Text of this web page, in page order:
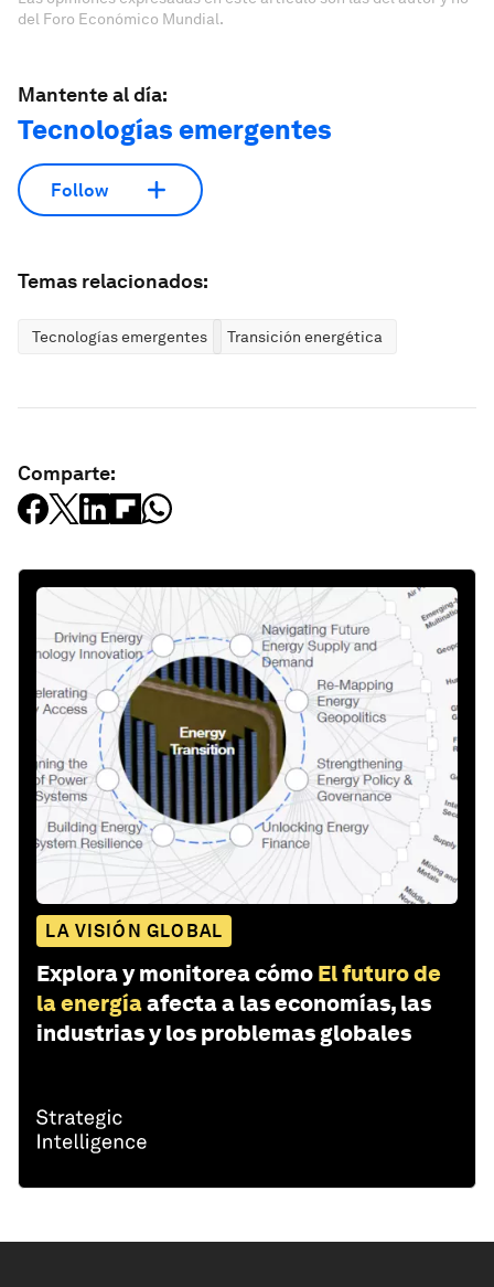
del Foro Económico Mundial.
Mantente al día:
Tecnologías emergentes
Follow
Temas relacionados:
Tecnologías emergentes Transición energética
Comparte:
LA VISIÓN GLOBAL
Explora y monitorea cómo El futuro de
la energíaafecta a las economías, las
industrias y los problemas globales